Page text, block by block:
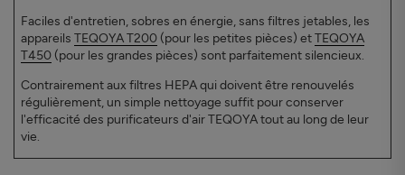
Faciles d'entretien, sobres en énergie, sans filtres jetables, les
appareils TEQOYA T200 (pour les petites pièces) etTEQOYA
T450 (pour les grandes pièces) sont parfaitement silencieux.
Contrairement aux filtres HEPA qui doivent être renouvelés
régulièrement, un simple nettoyage suffit pour conserver
l'efficacité des purificateurs d'air TEQOYA tout au long de leur
vie.